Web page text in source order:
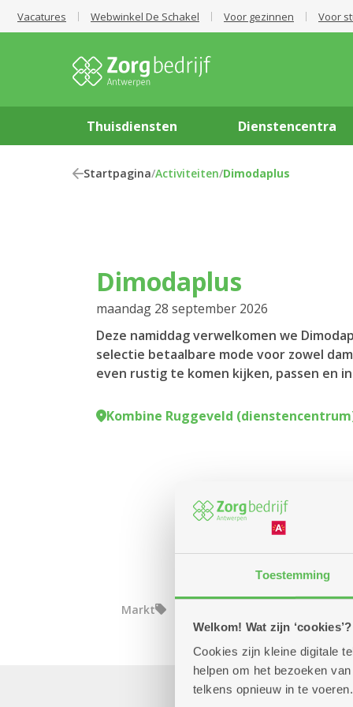
Toestemming
Welkom! Wat zijn ‘cookies’?
Cookies zijn kleine digitale
helpen om het bezoeken
telkens opnieuw in te
Vacatures Webwinkel De Schakel Voor gezinnen Voor
Thuisdiensten Dienstencentra
Startpagina/Activiteiten/Dimodaplus
Dimodaplus
maandag 28 september 2026
Deze namiddag verwelkomen we
selectie betaalbare mode voor zowel
even rustig te komen kijken, passen en
Kombine Ruggeveld
Markt